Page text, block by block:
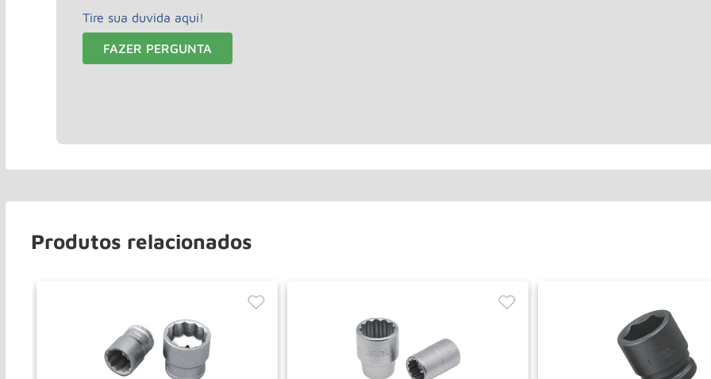
Tire sua duvida aqui!
FAZER PERGUNTA
Produtos relacionados